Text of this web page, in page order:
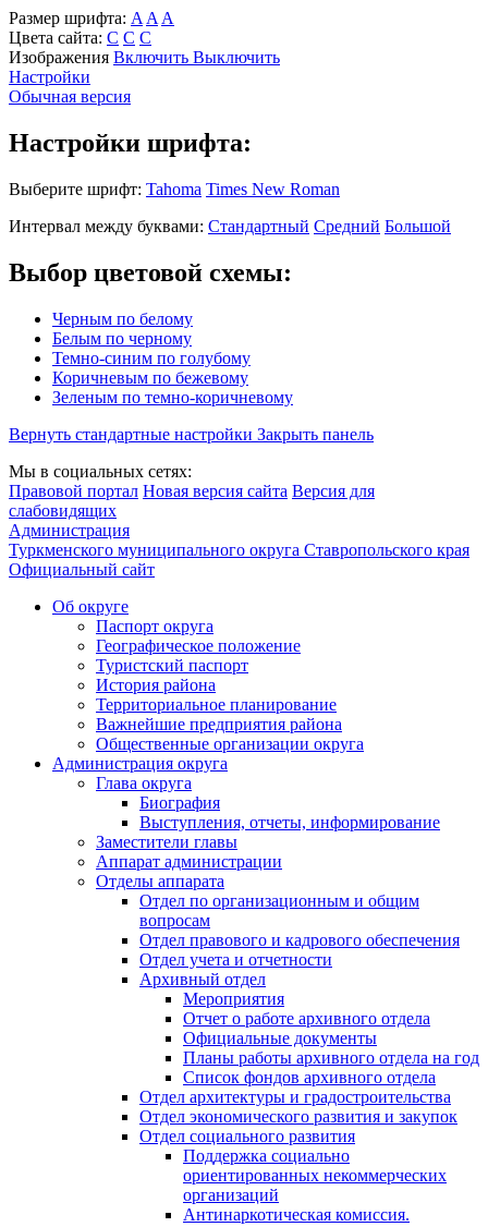
Размер шрифта: A A A
Цвета сайта: С С С
Изображения Включить Выключить
Настройки
Обычная версия
Настройки шрифта:
Выберите шрифт: Tahoma Times New Roman
Интервал между буквами: Стандартный Средний Большой
Выбор цветовой схемы:
Черным по белому
Белым по черному
Темно-синим по голубому
Коричневым по бежевому
Зеленым по темно-коричневому
Вернуть стандартные настройки Закрыть панель
Мы в социальных сетях:
Правовой портал Новая версия сайта Версия для
слабовидящих
Администрация
Туркменского муниципального округа Ставропольского края
Официальный сайт
Об округе
Паспорт округа
Географическое положение
Туристский паспорт
История района
Территориальное планирование
Важнейшие предприятия района
Общественные организации округа
Администрация округа
Глава округа
Биография
Выступления, отчеты, информирование
Заместители главы
Аппарат администрации
Отделы аппарата
Отдел по организационным и общим
вопросам
Отдел правового и кадрового обеспечения
Отдел учета и отчетности
Архивный отдел
Мероприятия
Отчет о работе архивного отдела
Официальные документы
Планы работы архивного отдела на год
Список фондов архивного отдела
Отдел архитектуры и градостроительства
Отдел экономического развития и закупок
Отдел социального развития
Поддержка социально
ориентированных некоммерческих
организаций
Антинаркотическая комиссия.